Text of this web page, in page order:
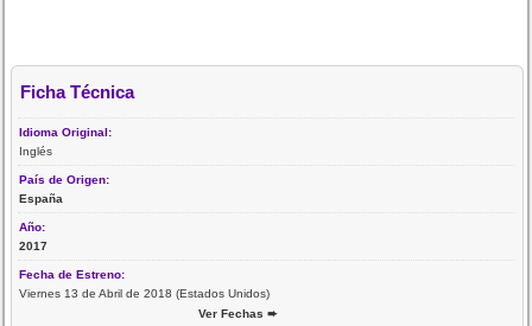
Ficha Técnica
Idioma Original:
Inglés
País de Origen:
España
Año:
2017
Fecha de Estreno:
Viernes 13 de Abril de 2018 (Estados Unidos)
Ver Fechas ➨